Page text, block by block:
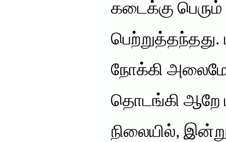
கடைக்கு
நோக்கி
தொடங்கி
நிலையில்,